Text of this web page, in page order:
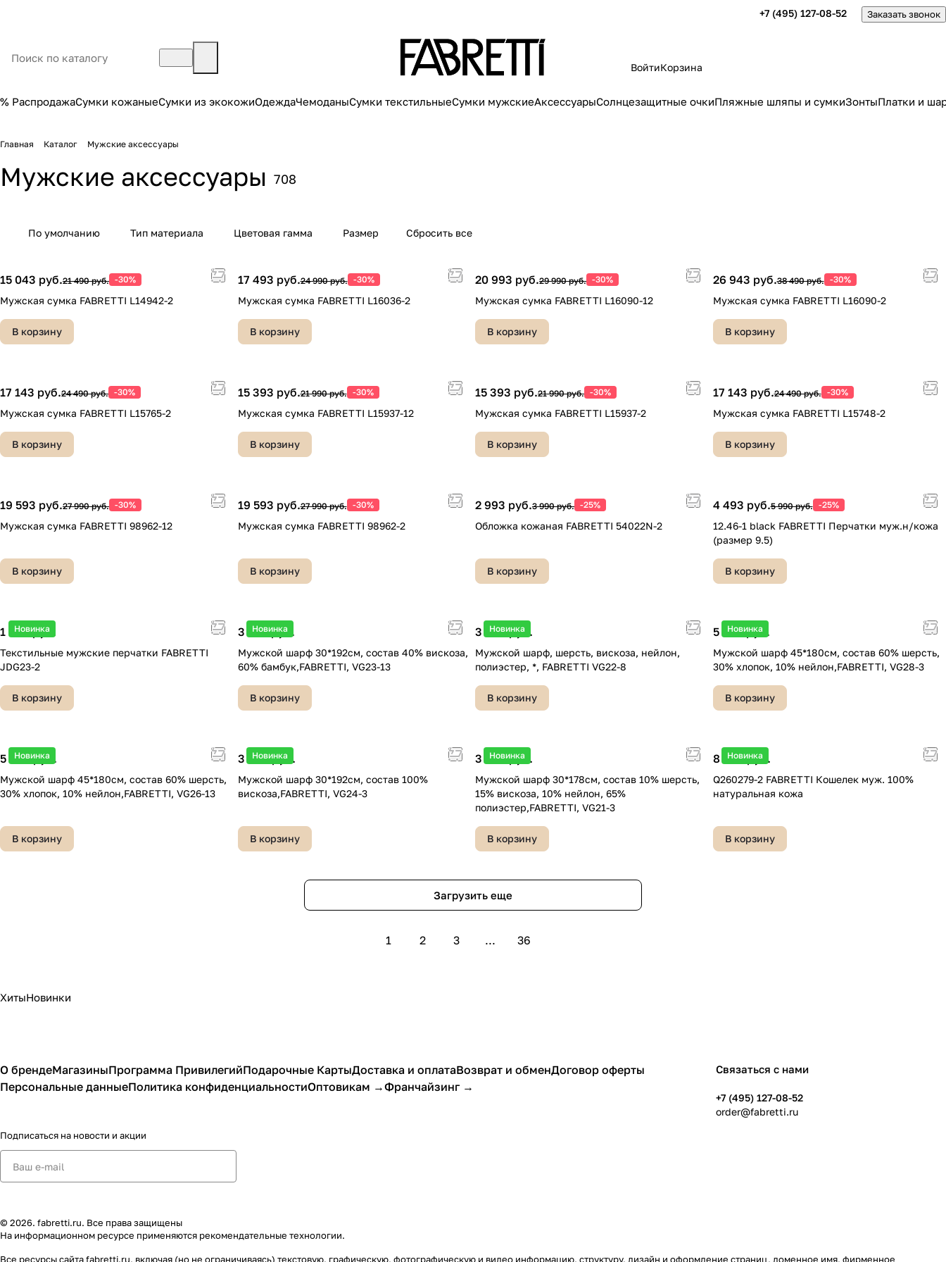
+7 (495) 127-08-52 Заказать звонок
ВойтиКорзина
% РаспродажаСумки кожаныеСумки из экокожиОдеждаЧемоданыСумки текстильныеСумки мужскиеАксессуарыСолнцезащитные очкиПляжные шляпы и сумкиЗонтыПлатки и
Главная Каталог Мужские аксессуары
Мужские аксессуары 708
По умолчанию Тип материала Цветовая гамма Размер Сбросить все
15 043 руб.21 490 руб. -30%
Мужская сумка FABRETTI L14942-2
В корзину
17 493 руб.24 990 руб. -30%
Мужская сумка FABRETTI L16036-2
В корзину
20 993 руб.29 990 руб. -30%
Мужская сумка FABRETTI L16090-12
В корзину
26 943 руб.38 490 руб. -30%
Мужская сумка FABRETTI L16090-2
В корзину
17 143 руб.24 490 руб. -30%
Мужская сумка FABRETTI L15765-2
В корзину
15 393 руб.21 990 руб. -30%
Мужская сумка FABRETTI L15937-12
В корзину
15 393 руб.21 990 руб. -30%
Мужская сумка FABRETTI L15937-2
В корзину
17 143 руб.24 490 руб. -30%
Мужская сумка FABRETTI L15748-2
В корзину
19 593 руб.27 990 руб. -30%
Мужская сумка FABRETTI 98962-12
В корзину
19 593 руб.27 990 руб. -30%
Мужская сумка FABRETTI 98962-2
В корзину
2 993 руб.3 990 руб. -25%
Обложка кожаная FABRETTI 54022N-2
В корзину
4 493 руб.5 990 руб. -25%
12.46-1 black FABRETTI Перчатки муж.н/кожа
(размер 9.5)
В корзину
Новинка
1 990 руб.
Текстильные мужские перчатки FABRETTI
JDG23-2
В корзину
Новинка
3 590 руб.
Мужской шарф 30*192см, состав 40% вискоза,
60% бамбук,FABRETTI, VG23-13
В корзину
Новинка
3 490 руб.
Мужской шарф, шерсть, вискоза, нейлон,
полиэстер, *, FABRETTI VG22-8
В корзину
Новинка
5 090 руб.
Мужской шарф 45*180см, состав 60% шерсть,
30% хлопок, 10% нейлон,FABRETTI, VG28-3
В корзину
Новинка
5 090 руб.
Мужской шарф 45*180см, состав 60% шерсть,
30% хлопок, 10% нейлон,FABRETTI, VG26-13
В корзину
Новинка
3 490 руб.
Мужской шарф 30*192см, состав 100%
вискоза,FABRETTI, VG24-3
В корзину
Новинка
3 490 руб.
Мужской шарф 30*178см, состав 10% шерсть,
15% вискоза, 10% нейлон, 65%
полиэстер,FABRETTI, VG21-3
В корзину
Новинка
8 990 руб.
Q260279-2 FABRETTI Кошелек муж. 100%
натуральная кожа
В корзину
Загрузить еще
1 2 3 ... 36
ХитыНовинки
О брендеМагазиныПрограмма ПривилегийПодарочные КартыДоставка и оплатаВозврат и обменДоговор оферты
Персональные данныеПолитика конфиденциальностиОптовикам →Франчайзинг →
Подписаться на новости и акции
Связаться с нами
+7 (495) 127-08-52
order@fabretti.ru
© 2026. fabretti.ru. Все права защищены
На информационном ресурсе применяются рекомендательные технологии.
Все ресурсы сайта fabretti.ru, включая (но не ограничиваясь) текстовую, графическую, фотографическую и видео информацию, структуру, дизайн и оформление страниц, доменное имя, фирменное